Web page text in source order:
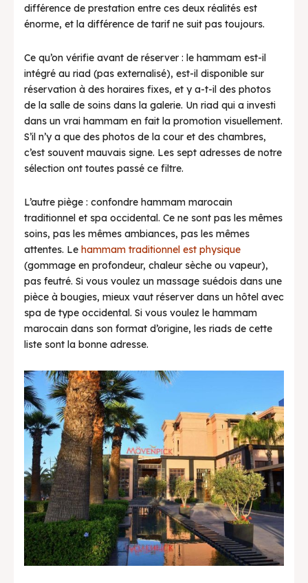
différence de prestation entre ces deux réalités est
énorme, et la différence de tarif ne suit pas toujours.
Ce qu’on vérifie avant de réserver : le hammam est-il
intégré au riad (pas externalisé), est-il disponible sur
réservation à des horaires fixes, et y a-t-il des photos
de la salle de soins dans la galerie. Un riad qui a investi
dans un vrai hammam en fait la promotion visuellement.
S’il n’y a que des photos de la cour et des chambres,
c’est souvent mauvais signe. Les sept adresses de notre
sélection ont toutes passé ce filtre.
L’autre piège : confondre hammam marocain
traditionnel et spa occidental. Ce ne sont pas les mêmes
soins, pas les mêmes ambiances, pas les mêmes
attentes. Le hammam traditionnel est physique
(gommage en profondeur, chaleur sèche ou vapeur),
pas feutré. Si vous voulez un massage suédois dans une
pièce à bougies, mieux vaut réserver dans un hôtel avec
spa de type occidental. Si vous voulez le hammam
marocain dans son format d’origine, les riads de cette
liste sont la bonne adresse.